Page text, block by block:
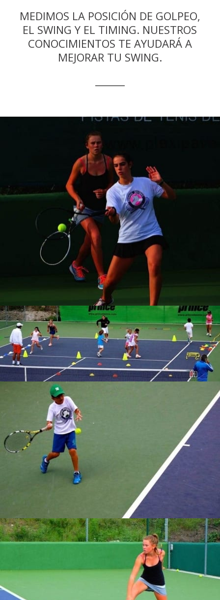
MEDIMOS LA POSICIÓN DE GOLPEO,
EL SWING Y EL TIMING. NUESTROS
CONOCIMIENTOS TE AYUDARÁ A
MEJORAR TU SWING.